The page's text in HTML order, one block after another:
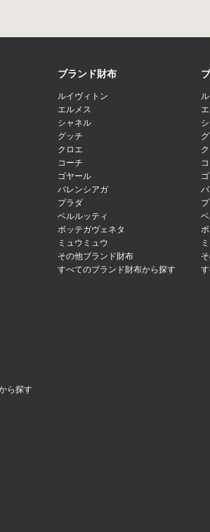
ら探す
ブランド財布
ルイヴィトン
エルメス
シャネル
グッチ
クロエ
コーチ
ゴヤール
バレンシアガ
プラダ
ベルルッティ
ボッテガヴェネタ
ミュウミュウ
その他ブランド財布
すべてのブランド財布から探す